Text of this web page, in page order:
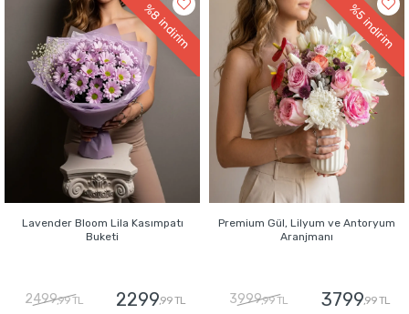
%8
indirim
Lavender Bloom Lila Kasımpatı
Buketi
2499,99 TL 2299,99 TL
%5
indirim
Premium Gül, Lilyum ve Antoryum
Aranjmanı
3999,99 TL 3799,99 TL